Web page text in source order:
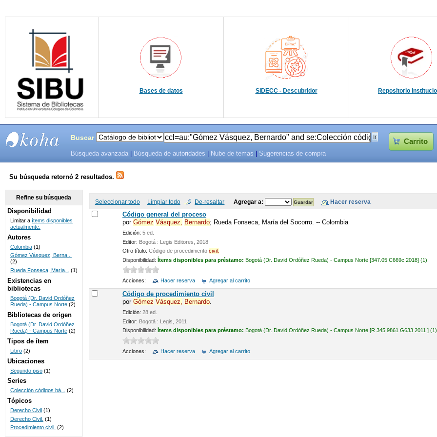
Bases de datos SIDECC - Descubridor Repositorio
SISTEMAS
DE
BIBLIOTECAS
UNICOC
Buscar Carrito
Búsqueda avanzada Búsqueda de autoridades Nube de temas Sugerencias de compra
Su búsqueda retornó 2 resultados.
Seleccionar todo Limpiar todo De-resaltar Agregar a:
Código general del proceso
por Gómez Vásquez, Bernardo; Rueda Fonseca, María del Socorro. -- Colombia
Edición: 5 ed.
Editor: Bogotá : Legis Editores, 2018
Otro título: Código de procedimiento civil.
Disponibilidad: Ítems disponibles para préstamo: Bogotá (Dr. David Ordóñez Rueda) - Campus Norte [347.05 C669c 2018] (1).
Acciones: Hacer reserva Agregar al carrito
Código de procedimiento civil
por Gómez Vásquez, Bernardo.
Edición: 28 ed.
Editor: Bogotá : Legis, 2011
Disponibilidad: Ítems disponibles para préstamo: Bogotá (Dr. David Ordóñez Rueda) - Campus Norte [R 345.9861 G633 2011 ]
Acciones: Hacer reserva Agregar al carrito
Refine su búsqueda
Disponibilidad
Limitar a ítems disponibles
actualmente.
Autores
Colombia (1)
Gómez Vásquez, Berna...
(2)
Rueda Fonseca, María...
(1)
Existencias en
bibliotecas
Bogotá (Dr. David Ordóñez
Rueda) - Campus Norte (2)
Bibliotecas de origen
Bogotá (Dr. David Ordóñez
Rueda) - Campus Norte (2)
Tipos de ítem
Libro (2)
Ubicaciones
Segundo piso (1)
Series
Colección códigos bá... (2)
Tópicos
Derecho Civil (1)
Derecho Civil. (1)
Procedimiento civil. (2)